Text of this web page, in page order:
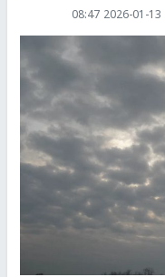
2026-01-13 08:47